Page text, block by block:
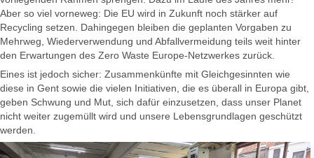
Aber so viel vorneweg: Die EU wird in Zukunft noch stärker auf
Recycling setzen. Dahingegen bleiben die geplanten Vorgaben zu
Mehrweg, Wiederverwendung und Abfallvermeidung teils weit hinter
den Erwartungen des Zero Waste Europe-Netzwerkes zurück.
Eines ist jedoch sicher: Zusammenkünfte mit Gleichgesinnten wie
diese in Gent sowie die vielen Initiativen, die es überall in Europa gibt,
geben Schwung und Mut, sich dafür einzusetzen, dass unser Planet
nicht weiter zugemüllt wird und unsere Lebensgrundlagen geschützt
werden.